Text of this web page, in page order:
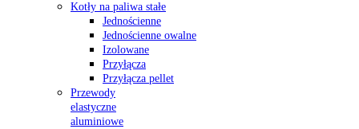
Kotły na paliwa stałe
Jednościenne
Jednościenne owalne
Izolowane
Przyłącza
Przyłącza pellet
Przewody
elastyczne
aluminiowe